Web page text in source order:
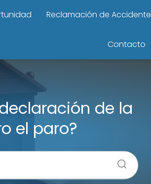
Reclamación de Accidente
Contacto
de la
el paro?